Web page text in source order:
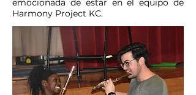
emocionada de estar en el equipo de
Harmony Project KC.